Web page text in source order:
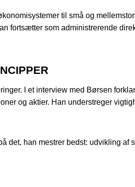
til små og
fortsætter som administrerende
I et interview med Børsen
og aktier. Han understreger
det, han mestrer bedst: udvikling af